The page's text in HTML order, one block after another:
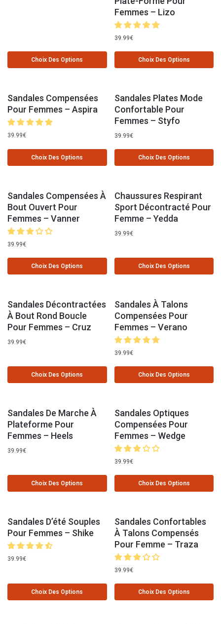
Choix Des Options
Femmes – Lizo
39.99€
Choix Des Options
Sandales Compensées
Pour Femmes – Aspira
39.99€
Choix Des Options
Sandales Plates Mode
Confortable Pour
Femmes – Styfo
39.99€
Choix Des Options
Sandales Compensées À
Bout Ouvert Pour
Femmes – Vanner
39.99€
Choix Des Options
Chaussures Respirant
Sport Décontracté Pour
Femme – Yedda
39.99€
Choix Des Options
Sandales Décontractées
À Bout Rond Boucle
Pour Femmes – Cruz
39.99€
Choix Des Options
Sandales À Talons
Compensées Pour
Femmes – Verano
39.99€
Choix Des Options
Sandales De Marche À
Plateforme Pour
Femmes – Heels
39.99€
Choix Des Options
Sandales Optiques
Compensées Pour
Femmes – Wedge
39.99€
Choix Des Options
Sandales D’été Souples
Pour Femmes – Shike
39.99€
Choix Des Options
Sandales Confortables
À Talons Compensés
Pour Femme – Traza
39.99€
Choix Des Options